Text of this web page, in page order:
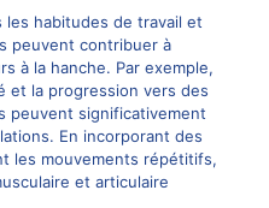
les habitudes de travail et
peuvent contribuer à
à la hanche. Par exemple,
et la progression vers des
peuvent significativement
En incorporant des
les mouvements répétitifs,
et articulaire